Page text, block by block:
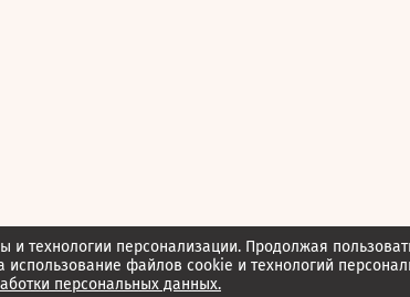
технологии персонализации. Продолжая
использование файлов cookie и технологий
персональных данных.